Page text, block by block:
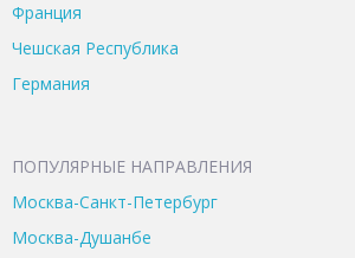
Франция
Чешская Республика
Германия
ПОПУЛЯРНЫЕ НАПРАВЛЕНИЯ
Москва-Санкт-Петербург
Москва-Душанбе